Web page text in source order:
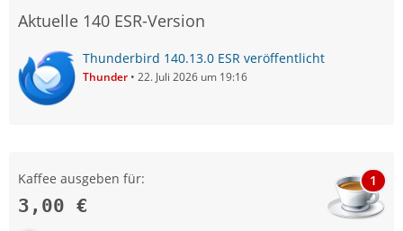
Aktuelle 140 ESR-Version
Thunderbird 140.13.0 ESR veröffentlicht
Thunder 22. Juli 2026 um 19:16
Kaffee ausgeben für:
3,00 €
1